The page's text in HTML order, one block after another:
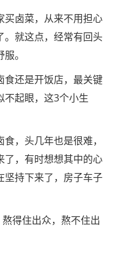
卤菜，从来不用担心
。就这点，经常有回头
。
还是开饭店，最关键
不起眼，这3个小生
，头几年也是很难，
了，有时想想其中的心
坚持下来了，房子车子
得住出众，熬不住出